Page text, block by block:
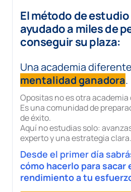
El método de
ayudado a miles de
conseguir su plaza:
Una academia
mentalidad ganadora.
Opositas no es otra academia
Es una comunidad de
de éxito.
Aquí no estudias solo:
experto y una estrategia clara.
Desde el primer día
cómo hacerlo para sacar
rendimiento a tu